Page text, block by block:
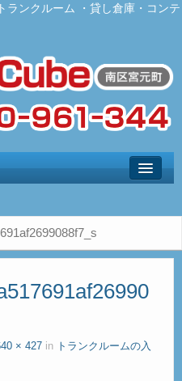
ランクルーム ・貸し倉庫・コンテ
プ
–
案内
–
–
× 427 in
トランクルームの入